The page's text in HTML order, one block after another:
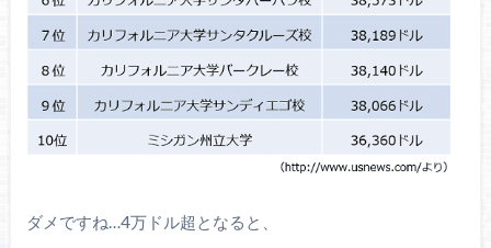
ダメですね…4万ドル超となると、